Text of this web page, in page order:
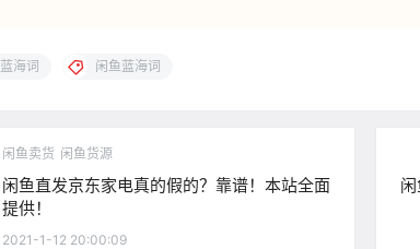
蓝海词 闲鱼蓝海词
闲鱼卖货 闲鱼货源
闲鱼直发京东家电真的假的？靠谱！本站全面
提供！
2021-1-12 20:00:09